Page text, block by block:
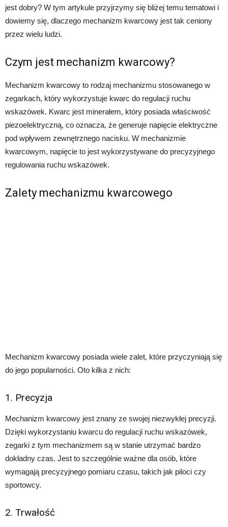
jest dobry? W tym artykule przyjrzymy się bliżej temu tematowi i
dowiemy się, dlaczego mechanizm kwarcowy jest tak ceniony
przez wielu ludzi.
Czym jest mechanizm kwarcowy?
Mechanizm kwarcowy to rodzaj mechanizmu stosowanego w
zegarkach, który wykorzystuje kwarc do regulacji ruchu
wskazówek. Kwarc jest minerałem, który posiada właściwość
piezoelektryczną, co oznacza, że generuje napięcie elektryczne
pod wpływem zewnętrznego nacisku. W mechanizmie
kwarcowym, napięcie to jest wykorzystywane do precyzyjnego
regulowania ruchu wskazówek.
Zalety mechanizmu kwarcowego
Mechanizm kwarcowy posiada wiele zalet, które przyczyniają się
do jego popularności. Oto kilka z nich:
1. Precyzja
Mechanizm kwarcowy jest znany ze swojej niezwykłej precyzji.
Dzięki wykorzystaniu kwarcu do regulacji ruchu wskazówek,
zegarki z tym mechanizmem są w stanie utrzymać bardzo
dokładny czas. Jest to szczególnie ważne dla osób, które
wymagają precyzyjnego pomiaru czasu, takich jak piloci czy
sportowcy.
2. Trwałość